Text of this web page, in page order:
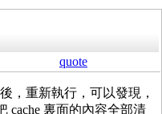
quote
，重新執行，可以發現，
cache 裏面的內容全部清